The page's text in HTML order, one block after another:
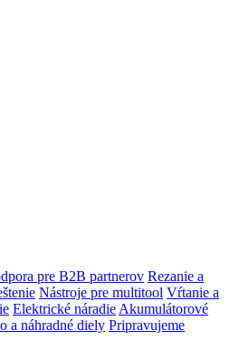
pre B2B partnerov Rezanie a
Nástroje pre multitool Vŕtanie a
Elektrické náradie Akumulátorové
a náhradné diely Pripravujeme